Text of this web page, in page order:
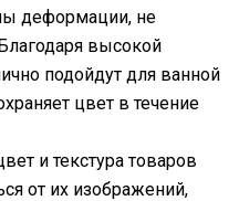
деформации, не
высокой
подойдут для ванной
цвет в течение
и текстура товаров
от их изображений,